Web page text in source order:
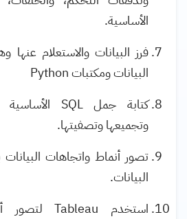
الأساسية.
فرز البيانات والاستعلام عنها
البيانات ومكتباتPython
كتابة جملSQL الأساسية
وتجميعها وتصفيتها.
تصور أنماط واتجاهات
البيانات.
استخدم Tableau لتصور